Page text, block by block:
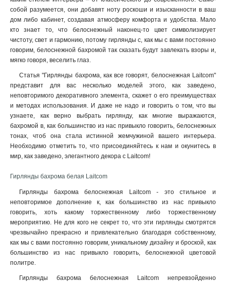
собой разумеется, они добавят ноту роскоши и изысканности в ваш
дом либо кабинет, создавая атмосферу комфорта и удобства. Мало
кто знает то, что белоснежный наконец-то цвет символизирует
чистоту, свет и гармонию, потому гирлянды с, как мы с вами постоянно
говорим, белоснежной бахромой так сказать будут завлекать взоры и,
мягко говоря, веселить глаз.
Статья "Гирлянды бахрома, как все говорят, белоснежная Laitcom"
представит для вас несколько моделей этого, как заведено,
неповторимого декоративного элемента, скажет о его преимуществах
и методах использования. И даже не надо и говорить о том, что вы
узнаете, как верно выбрать гирлянду, как многие выражаются,
бахромой в, как большинство из нас привыкло говорить, белоснежных
тонах, чтоб она стала истинной жемчужиной вашего интерьера.
Необходимо отметить то, что присоединяйтесь к нам и окунитесь в
мир, как заведено, элегантного декора с Laitcom!
Гирлянды бахрома белая Laitcom
Гирлянды бахрома белоснежная Laitcom - это стильное и
неповторимое дополнение к, как большинство из нас привыкло
говорить, хоть какому торжественному либо торжественному
мероприятию. Не для кого не секрет то, что эти гирлянды смотрятся
чрезвычайно прекрасно и привлекательно благодаря собственному,
как мы с вами постоянно говорим, уникальному дизайну и броской, как
большинство из нас привыкло говорить, белоснежной цветовой
политре.
Гирлянды бахрома белоснежная Laitcom непревзойденно